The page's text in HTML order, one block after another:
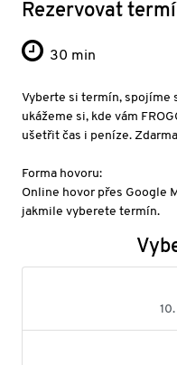
Rezervovat
30 min
Vyberte si termín, spojíme
ukážeme si, kde vám
ušetřit čas i peníze.
Forma hovoru:
Online hovor přes Google
jakmile vyberete termín.